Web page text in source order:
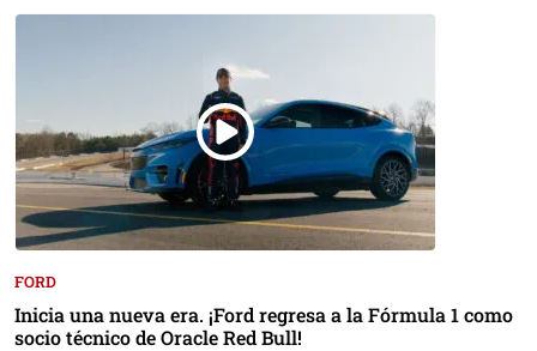
FORD
Inicia una nueva era. ¡Ford regresa a la Fórmula 1 como
socio técnico de Oracle Red Bull!